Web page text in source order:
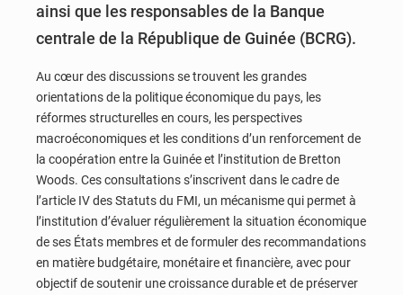
ainsi que les responsables de la Banque
centrale de la République de Guinée (BCRG).
Au cœur des discussions se trouvent les grandes
orientations de la politique économique du pays, les
réformes structurelles en cours, les perspectives
macroéconomiques et les conditions d’un renforcement de
la coopération entre la Guinée et l’institution de Bretton
Woods. Ces consultations s’inscrivent dans le cadre de
l’article IV des Statuts du FMI, un mécanisme qui permet à
l’institution d’évaluer régulièrement la situation économique
de ses États membres et de formuler des recommandations
en matière budgétaire, monétaire et financière, avec pour
objectif de soutenir une croissance durable et de préserver